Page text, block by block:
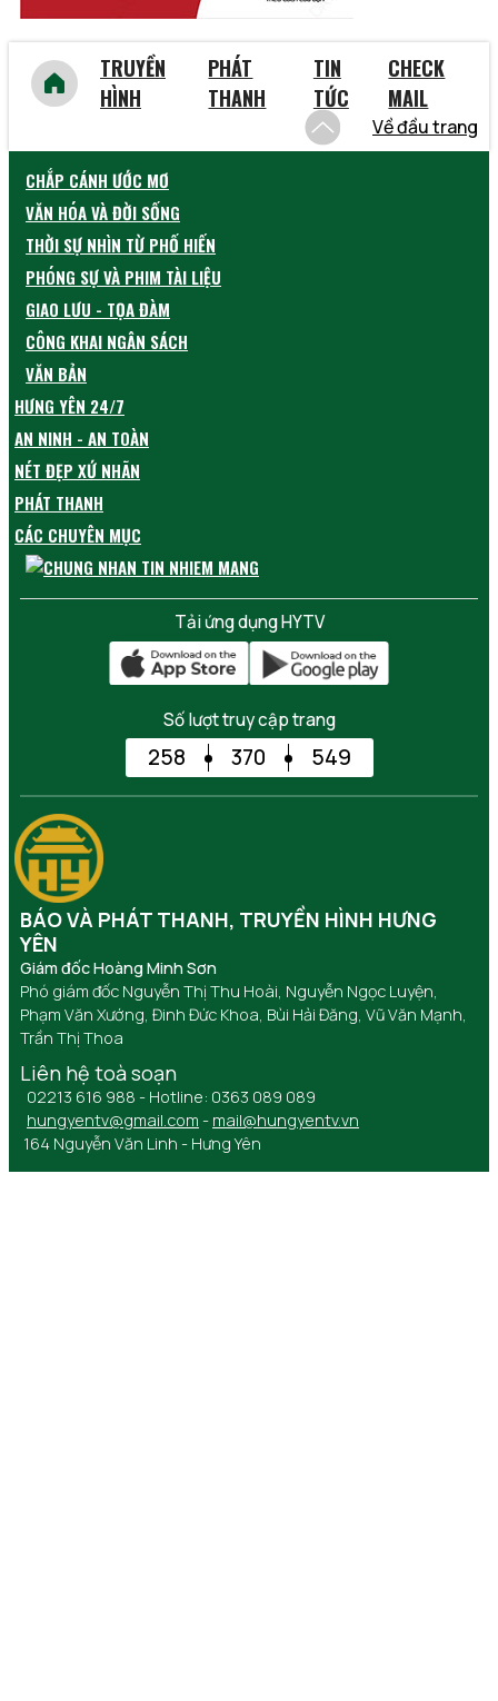
TRUYỀN
HÌNH
PHÁT
THANH
TIN
TỨC
CHECK
MAIL
Về đầu trang
CHẮP CÁNH ƯỚC MƠ
VĂN HÓA VÀ ĐỜI SỐNG
THỜI SỰ NHÌN TỪ PHỐ HIẾN
PHÓNG SỰ VÀ PHIM TÀI LIỆU
GIAO LƯU - TỌA ĐÀM
CÔNG KHAI NGÂN SÁCH
VĂN BẢN
HƯNG YÊN 24/7
AN NINH - AN TOÀN
NÉT ĐẸP XỨ NHÃN
PHÁT THANH
CÁC CHUYÊN MỤC
Tải ứng dụng HYTV
Số lượt truy cập trang
258 370 549
BÁO VÀ PHÁT THANH, TRUYỀN HÌNH HƯNG
YÊN
Giám đốc Hoàng Minh Sơn
Phó giám đốc Nguyễn Thị Thu Hoài, Nguyễn Ngọc Luyện,
Phạm Văn Xướng, Đinh Đức Khoa, Bùi Hải Đăng, Vũ Văn Mạnh,
Trần Thị Thoa
Liên hệ toà soạn
02213 616 988 - Hotline: 0363 089 089
hungyentv@gmail.com - mail@hungyentv.vn
164 Nguyễn Văn Linh - Hưng Yên